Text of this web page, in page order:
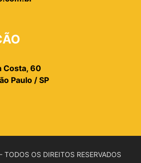
Costa, 60
Paulo / SP
OS DIREITOS RESERVADOS